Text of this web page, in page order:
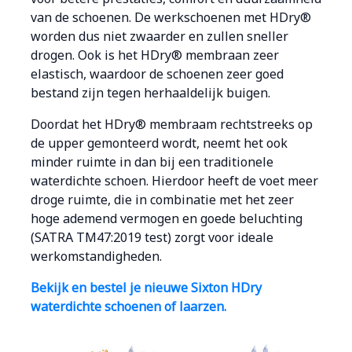
van de schoenen. De werkschoenen met HDry®
worden dus niet zwaarder en zullen sneller
drogen. Ook is het HDry® membraan zeer
elastisch, waardoor de schoenen zeer goed
bestand zijn tegen herhaaldelijk buigen.
Doordat het HDry® membraam rechtstreeks op
de upper gemonteerd wordt, neemt het ook
minder ruimte in dan bij een traditionele
waterdichte schoen. Hierdoor heeft de voet meer
droge ruimte, die in combinatie met het zeer
hoge ademend vermogen en goede beluchting
(SATRA TM47:2019 test) zorgt voor ideale
werkomstandigheden.
Bekijk en bestel je nieuwe Sixton HDry
waterdichte schoenen of laarzen.